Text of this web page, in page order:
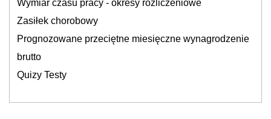
Wymiar czasu pracy - okresy rozliczeniowe
Zasiłek chorobowy
Prognozowane przeciętne miesięczne wynagrodzenie
brutto
Quizy Testy